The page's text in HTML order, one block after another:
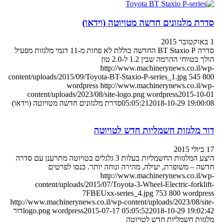
מלגזונים חדשה מטויוטה (וידאו)
סדרה BT Staxio P החדשה כוללת לא פחות מ-11 דגמי מלגזות מפעיל
ההרמה שבין 1.2 ל-2.0 טון
http://
content/uploads/2015/09/Toyota-BT-Staxio-P-series_1.jpg 545
wordpress http://
content/uploads/2023/08/site-logo.png wordpress2015-
05:05:212018-10-29 סדרת מלגזונים חדשה מטויוטה (וידאו)
מלגזות חשמליות חדש לטויוטה
היצע המלגזות החשמליות בעלות 3 גלגלים בטויוטה מתרענן עם סדרה
– משופרת, יעילה, מהירה ונוחה יותר. כנסו לפרטים
http://
content/uploads/2015/07/Toyota-3-Wheel-Electric-
7FBEUxx-series_4.jpg 753 800
http://www.machinerynews.co.il/wp-content/uploads/2023/08/
logo.png wordpress2015-07-17 05:05:522018-10-29
דור
חשמליות חדש לטויוטה